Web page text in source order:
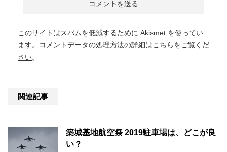
このサイトはスパムを低減するために Akismet を使ってい
ます。
コメントデータの処理方法の詳細はこちらをご覧くだ
さい。
関連記事
築城基地航空祭 2019駐車場は、どこが良
い？